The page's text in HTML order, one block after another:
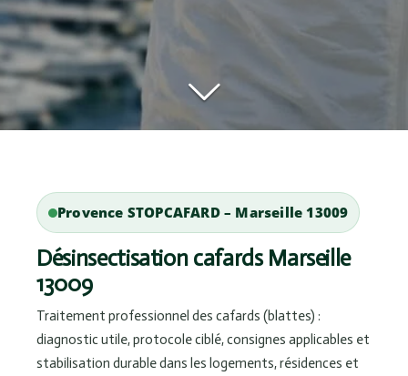
Provence STOPCAFARD – Marseille 13009
Désinsectisation cafards Marseille
13009
Traitement professionnel des cafards (blattes) :
diagnostic utile, protocole ciblé, consignes applicables et
stabilisation durable dans les logements, résidences et